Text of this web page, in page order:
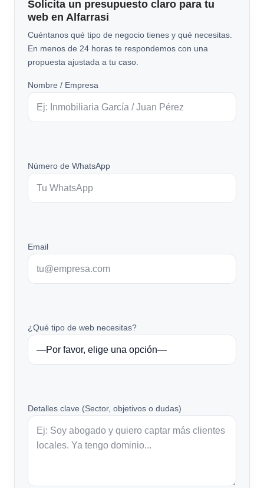
Solicita un presupuesto claro para tu
web en Alfarrasi
Cuéntanos qué tipo de negocio tienes y qué necesitas.
En menos de 24 horas te respondemos con una
propuesta ajustada a tu caso.
Nombre / Empresa
Número de WhatsApp
Email
¿Qué tipo de web necesitas?
Detalles clave (Sector, objetivos o dudas)